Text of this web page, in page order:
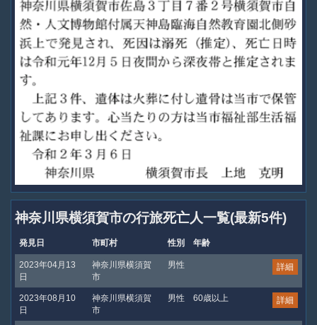
神奈川県横須賀市の行旅死亡人一覧(最新5件)
発見日 市町村 性別 年齢
2023年04月13
日
神奈川県横須賀
市
男性 詳細
2023年08月10
日
神奈川県横須賀
市
男性 60歳以上 詳細